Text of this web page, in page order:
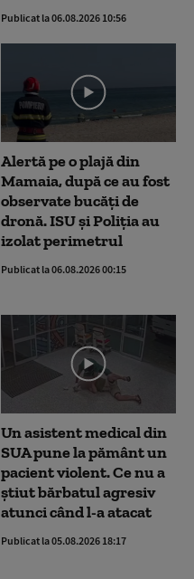
Publicat la 06.08.2026 10:56
Alertă pe o plajă din
Mamaia, după ce au fost
observate bucăți de
dronă. ISU și Poliția au
izolat perimetrul
Publicat la 06.08.2026 00:15
Un asistent medical din
SUA pune la pământ un
pacient violent. Ce nu a
știut bărbatul agresiv
atunci când l-a atacat
Publicat la 05.08.2026 18:17